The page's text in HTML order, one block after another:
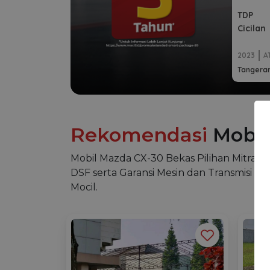
TDP
Cicilan
2023
Rekomendasi Mobil
Mobil Mazda CX-30 Bekas Pilihan Mitra
DSF serta Garansi Mesin dan Transmisi
Mocil.